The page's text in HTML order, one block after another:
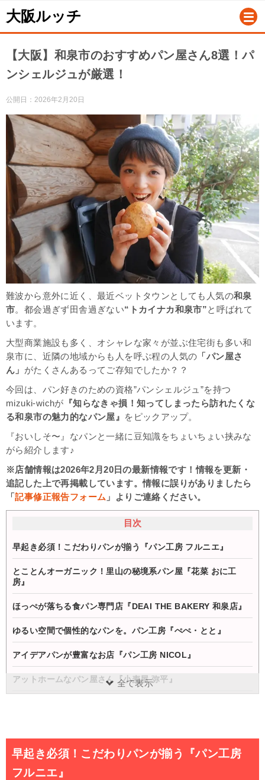
大阪ルッチ
【大阪】和泉市のおすすめパン屋さん8選！パ
ンシェルジュが厳選！
公開日： 2026年2月20日
難波から意外に近く、最近ベットタウンとしても人気の和泉
市。都会過ぎず田舎過ぎない“トカイナカ和泉市”と呼ばれて
います。
大型商業施設も多く、オシャレな家々が並ぶ住宅街も多い和
泉市に、近隣の地域からも人を呼ぶ程の人気の 「パン屋さ
ん」 がたくさんあるってご存知でしたか？？
今回は、パン好きのための資格”パンシェルジュ”を持つ
mizuki-wichが 『知らなきゃ損！知ってしまったら訪れたくな
る和泉市の魅力的なパン屋』
をピックアップ。
『おいしそ〜』なパンと一緒に豆知識をちょいちょい挟みな
がら紹介します♪
※店舗情報は2026年2月20日の最新情報です！情報を更新・
追記した上で再掲載しています。情報に誤りがありましたら
「記事修正報告フォーム 」よりご連絡ください。
目次
早起き必須！こだわりパンが揃う『パン工房 フルニエ』
とことんオーガニック！里山の秘境系パン屋『花菜 おに工
房』
ほっぺが落ちる食パン専門店『DEAI THE BAKERY 和泉店』
ゆるい空間で個性的なパンを。パン工房『ぺぺ・とと』
アイデアパンが豊富なお店『パン工房 NICOL』
アットホームなパン屋さん『小麦屋 弥平』
まとめ
全て表示
早起き必須！こだわりパンが揃う『パン工房
フルニエ』